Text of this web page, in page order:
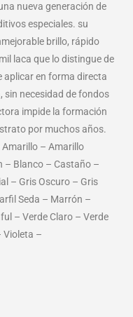
nueva generación de
especiales. su
brillo, rápido
laca que lo distingue de
aplicar en forma directa
sin necesidad de fondos
impide la formación
por muchos años.
Amarillo – Amarillo
– Blanco – Castaño –
– Gris Oscuro – Gris
Seda – Marrón –
– Verde Claro – Verde
Violeta –